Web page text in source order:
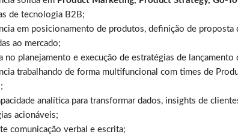
de tecnologia B2B;
em posicionamento de produtos, definição de proposta
ao mercado;
no planejamento e execução de estratégias de
trabalhando de forma multifuncional com times de
analítica para transformar dados, insights de
acionáveis;
comunicação verbal e escrita;